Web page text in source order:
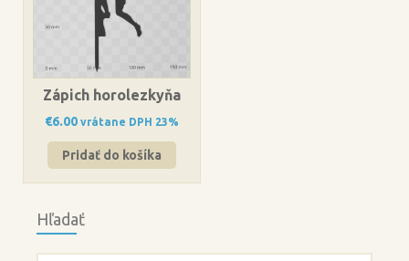
Zápich horolezkyňa
€6.00 vrátane DPH 23%
Pridať do košíka
Hľadať